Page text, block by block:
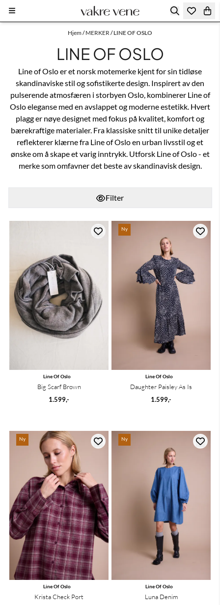
Hopp til innhold
Hjem/MERKER /LINE OF OSLO
LINE OF OSLO
Line of Oslo er et norsk motemerke kjent for sin tidløse
skandinaviske stil og sofistikerte design. Inspirert av den
pulserende atmosfæren i storbyen Oslo, kombinerer Line of
Oslo eleganse med en avslappet og moderne estetikk. Hvert
plagg er nøye designet med fokus på kvalitet, komfort og
bærekraftige materialer. Fra klassiske snitt til unike detaljer
reflekterer klærne fra Line of Oslo en urban livsstil og et
ønske om å skape et varig inntrykk. Utforsk Line of Oslo - et
merke som omfavner det beste av skandinavisk design.
Filter
Line Of Oslo
Big Scarf Brown
1.599,-
Ny
Line Of Oslo
Daughter Paisley As Is
1.599,-
Ny
Line Of Oslo
Krista Check Port
Ny
Line Of Oslo
Luna Denim